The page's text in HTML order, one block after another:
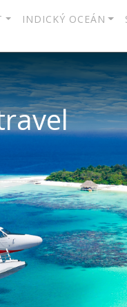
INDICKÝ OCEÁN